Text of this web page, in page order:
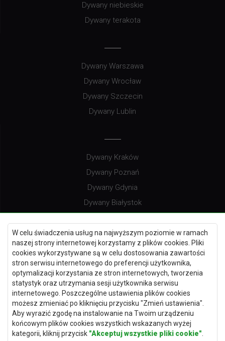
W celu świadczenia usług na najwyższym poziomie w ramach
naszej strony internetowej korzystamy z plików cookies. Pliki
cookies wykorzystywane są w celu dostosowania zawartości
stron serwisu internetowego do preferencji użytkownika,
optymalizacji korzystania ze stron internetowych, tworzenia
statystyk oraz utrzymania sesji użytkownika serwisu
internetowego. Poszczególne ustawienia plików cookies
możesz zmieniać po kliknięciu przycisku "Zmień ustawienia".
Aby wyrazić zgodę na instalowanie na Twoim urządzeniu
końcowym plików cookies wszystkich wskazanych wyżej
kategorii, kliknij przycisk "Akceptuj wszystkie pliki cookie"
Dywany niebieskie
Dywany terakota
Dywany Warszawa
Dywany Wrocław
Dywany Szczecin
Dywany Lublin
Dywany Kraków
Dywany Poznań
Dywany Gdynia
Dywany Białystok
Dywany Kielce
Dywany Gdańsk
Dywany Toruń
Dywany Bydgoszcz